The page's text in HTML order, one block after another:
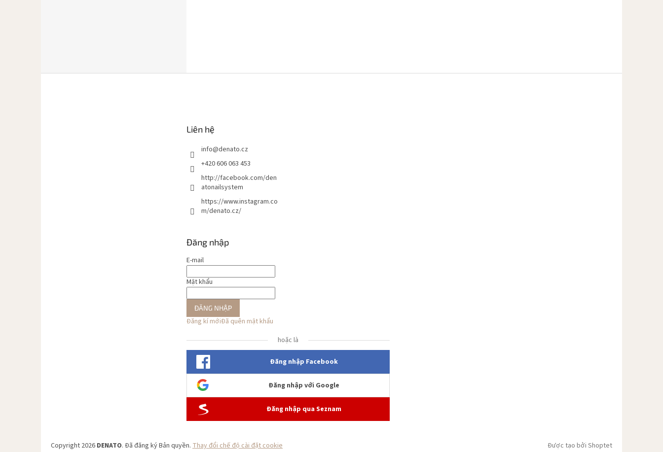
Liên hệ
info@denato.cz
+420 606 063 453
http://facebook.com/den
atonailsystem
https://www.instagram.co
m/denato.cz/
Đăng nhập
E-mail
Mật khẩu
ĐĂNG NHẬP
Đăng kí mớiĐã quên mật khẩu
hoặc là
Đăng nhập Facebook
Đăng nhập với Google
Đăng nhập qua Seznam
Được tạo bởi Shoptet
Copyright 2026 DENATO. Đã đăng ký Bản quyền. Thay đổi chế độ cài đặt cookie